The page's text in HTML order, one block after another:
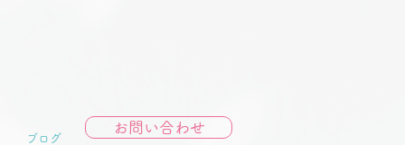
ブログ
お問い合わせ